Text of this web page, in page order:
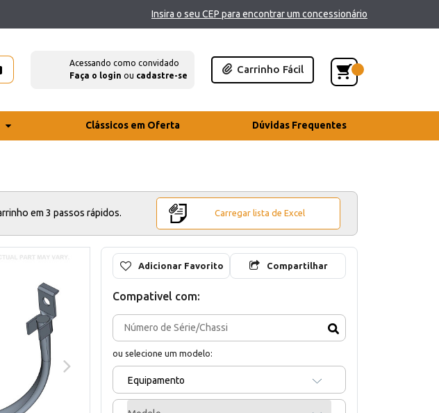
Insira o seu CEP para encontrar um concessionário
Acessando como convidado
Faça o login ou cadastre-se
Carrinho Fácil
Clássicos em Oferta Dúvidas Frequentes
em 3 passos rápidos. Carregar lista de Excel
Adicionar Favorito Compartilhar
Compativel com:
ou selecione um modelo:
Equipamento